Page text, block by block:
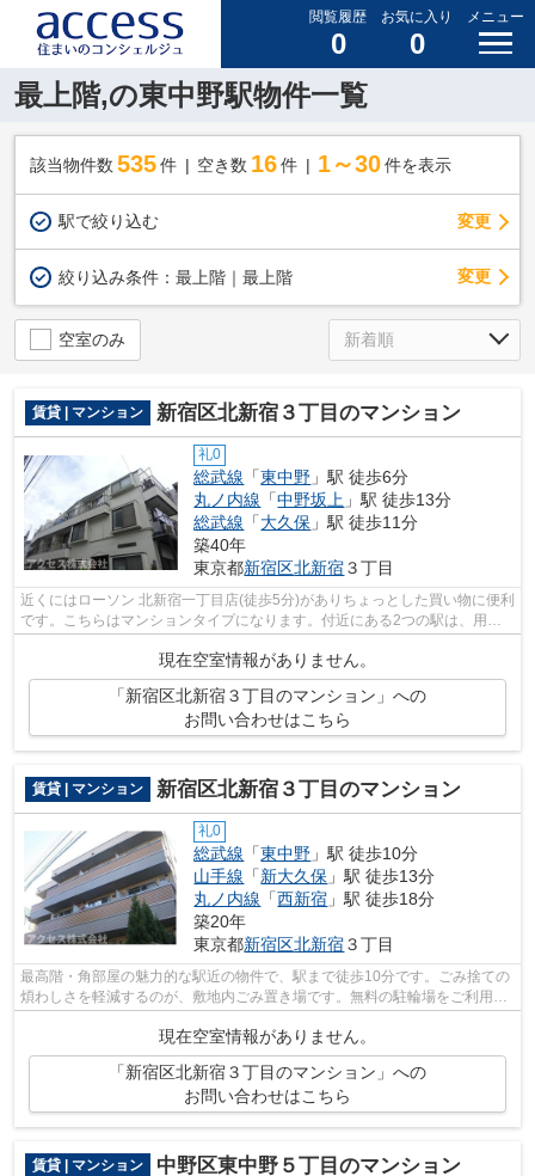
閲覧履歴
0
お気に入り
0
メニュー
最上階,の東中野駅物件一覧
該当物件数 535件 空き数 16 件 1～30 件を表示
駅で絞り込む 変更
絞り込み条件： 最上階｜最上階 変更
空室のみ
賃貸 | マンション 新宿区北新宿３丁目のマンション
礼0
総武線 「東中野 」駅 徒歩6分
丸ノ内線 「中野坂上 」駅 徒歩13分
総武線 「大久保 」駅 徒歩11分
築40年
東京都新宿区北新宿３丁目
近くにはローソン 北新宿一丁目店(徒歩5分)がありちょっとした買い物に便利
です。こちらはマンションタイプになります。付近にある2つの駅は、用途
現在空室情報がありません。
「新宿区北新宿３丁目のマンション」への
お問い合わせはこちら
賃貸 | マンション 新宿区北新宿３丁目のマンション
礼0
総武線 「東中野 」駅 徒歩10分
山手線 「新大久保 」駅 徒歩13分
丸ノ内線 「西新宿 」駅 徒歩18分
築20年
東京都新宿区北新宿３丁目
最高階・角部屋の魅力的な駅近の物件で、駅まで徒歩10分です。ごみ捨ての
煩わしさを軽減するのが、敷地内ごみ置き場です。無料の駐輪場をご利用い
ただけます！新宿区エリアの賃貸情報...
現在空室情報がありません。
「新宿区北新宿３丁目のマンション」への
お問い合わせはこちら
賃貸 | マンション 中野区東中野５丁目のマンション